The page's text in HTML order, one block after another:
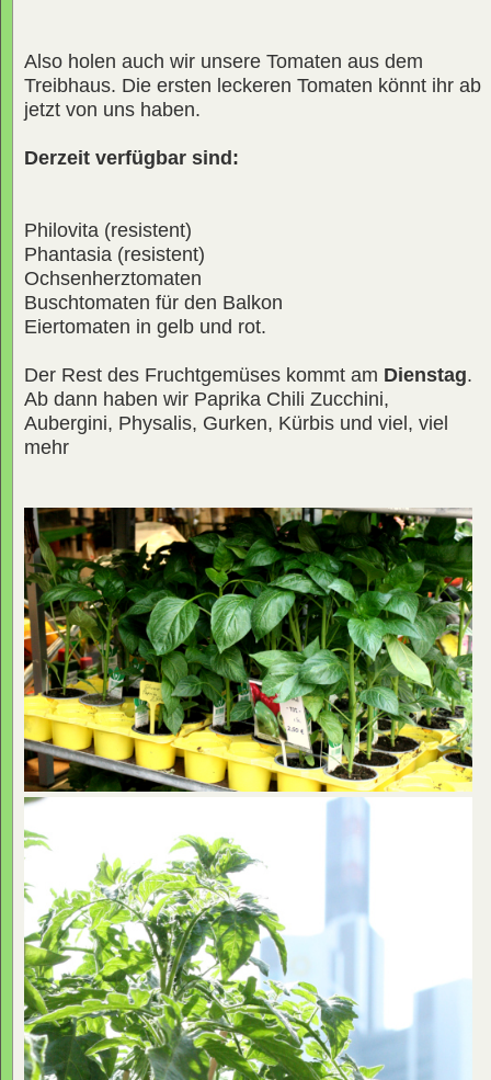
Also holen auch wir unsere Tomaten aus dem
Treibhaus. Die ersten leckeren Tomaten könnt ihr ab
jetzt von uns haben.
Derzeit verfügbar sind:
Philovita (resistent)
Phantasia (resistent)
Ochsenherztomaten
Buschtomaten für den Balkon
Eiertomaten in gelb und rot.
Der Rest des Fruchtgemüses kommt am Dienstag.
Ab dann haben wir Paprika Chili Zucchini,
Aubergini, Physalis, Gurken, Kürbis und viel, viel
mehr